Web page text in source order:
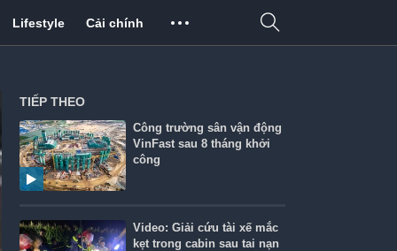
Lifestyle Cải chính
TIẾP THEO
Công trường sân vận động
VinFast sau 8 tháng khởi
công
Video: Giải cứu tài xế mắc
kẹt trong cabin sau tai nạn